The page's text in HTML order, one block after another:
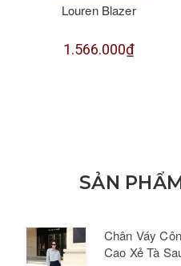
Louren Blazer
1.566.000₫
SẢN
Chân Váy
Cao Xẻ Tà